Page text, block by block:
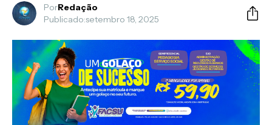
PorRedação
Publicado:setembro 18, 2025